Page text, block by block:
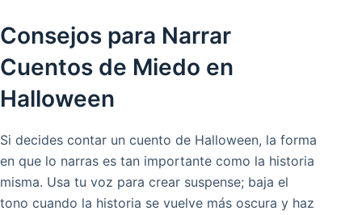
Consejos para Narrar
Cuentos de Miedo en
Halloween
Si decides contar un cuento de Halloween, la forma
en que lo narras es tan importante como la historia
misma. Usa tu voz para crear suspense; baja el
tono cuando la historia se vuelve más oscura y haz